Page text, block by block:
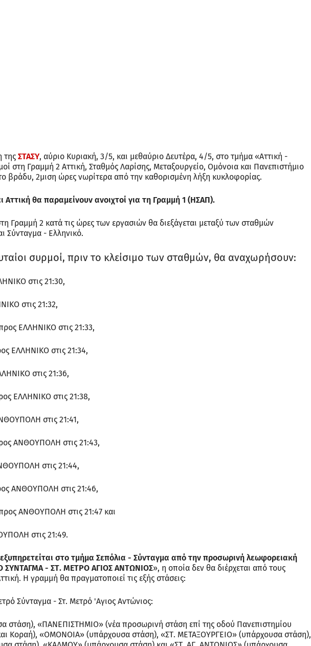
της ΣΤΑΣΥ, αύριο Κυριακή, 3/5, και μεθαύριο Δευτέρα, 4/5, στο τμήμα «Αττική -
στη Γραμμή 2 Αττική, Σταθμός Λαρίσης, Μεταξουργείο, Ομόνοια και Πανεπιστήμιο
βράδυ, 2μιση ώρες νωρίτερα από την καθορισμένη λήξη κυκλοφορίας.
Αττική θα παραμείνουν ανοιχτοί για τη Γραμμή 1 (ΗΣΑΠ).
Γραμμή 2 κατά τις ώρες των εργασιών θα διεξάγεται μεταξύ των σταθμών
Σύνταγμα - Ελληνικό.
συρμοί, πριν το κλείσιμο των σταθμών, θα αναχωρήσουν:
στις 21:30,
στις 21:32,
ΕΛΛΗΝΙΚΟ στις 21:33,
ΕΛΛΗΝΙΚΟ στις 21:34,
στις 21:36,
ΕΛΛΗΝΙΚΟ στις 21:38,
στις 21:41,
ΑΝΘΟΥΠΟΛΗ στις 21:43,
στις 21:44,
ΑΝΘΟΥΠΟΛΗ στις 21:46,
ΑΝΘΟΥΠΟΛΗ στις 21:47 και
στις 21:49.
στο τμήμα Σεπόλια - Σύνταγμα από την προσωρινή λεωφορειακή
ΣΥΝΤΑΓΜΑ - ΣΤ. ΜΕΤΡΟ ΑΓΙΟΣ ΑΝΤΩΝΙΟΣ», η οποία δεν θα διέρχεται από τους
Η γραμμή θα πραγματοποιεί τις εξής στάσεις:
Σύνταγμα - Στ. Μετρό 'Αγιος Αντώνιος:
στάση), «ΠΑΝΕΠΙΣΤΗΜΙΟ» (νέα προσωρινή στάση επί της οδού Πανεπιστημίου
Κοραή), «ΟΜΟΝΟΙΑ» (υπάρχουσα στάση), «ΣΤ. ΜΕΤΑΞΟΥΡΓΕΙΟ» (υπάρχουσα στάση),